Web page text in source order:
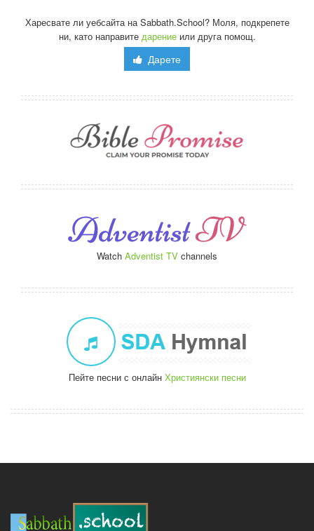
Харесвате ли уебсайта на Sabbath.School? Моля, подкрепете
ни, като направите дарениеили друга помощ.
Дарете
Watch Adventist TV channels
Пейте песни с онлайн Християнски песни